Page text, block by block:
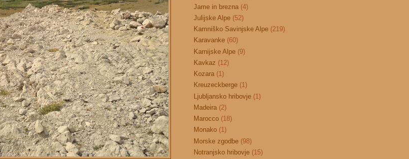
Jame in brezna (4)
Julijske Alpe (52)
Kamniško Savinjske Alpe (219)
Karavanke (60)
Karnijske Alpe (9)
Kavkaz (12)
Kozara (1)
Kreuzeckberge (1)
Ljubljansko hribovje (1)
Madeira (2)
Marocco (18)
Monako (1)
Morske zgodbe (98)
Notranjsko hribovje (15)